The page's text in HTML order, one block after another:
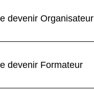
devenir Organisateur
devenir Formateur